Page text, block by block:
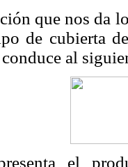
que nos da
de cubierta
al
el